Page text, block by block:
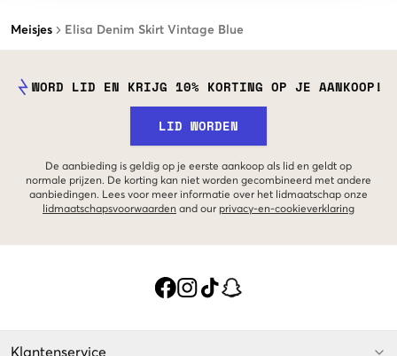
Meisjes Elisa Denim Skirt Vintage Blue
WORD LID EN KRIJG 10% KORTING OP JE AANKOOP!
LID WORDEN
De aanbieding is geldig op je eerste aankoop als lid en geldt op
normale prijzen. De korting kan niet worden gecombineerd met andere
aanbiedingen. Lees voor meer informatie over het lidmaatschap onze
lidmaatschapsvoorwaarden and our privacy-en-cookieverklaring
Klantenservice